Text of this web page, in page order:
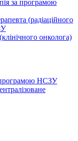
за програмою
(радіаційного
онколога)
програмою НСЗУ